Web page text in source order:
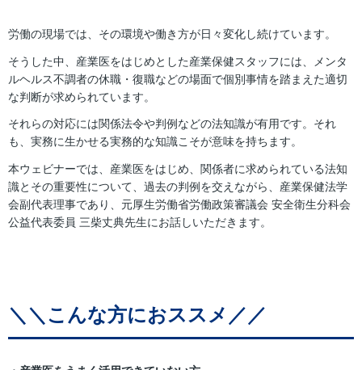
労働の現場では、その環境や働き方が日々変化し続けています。
そうした中、産業医をはじめとした産業保健スタッフには、メンタ
ルヘルス不調者の休職・復職などの場面で個別事情を踏まえた適切
な判断が求められています。
それらの対応には関係法令や判例などの法知識が有用です。それ
も、実務に生かせる実務的な知識こそが意味を持ちます。
本ウェビナーでは、産業医をはじめ、関係者に求められている法知
識とその重要性について、過去の判例を交えながら、産業保健法学
会副代表理事であり、元厚生労働省労働政策審議会 安全衛生分科会
公益代表委員 三柴丈典先生にお話しいただきます。
＼＼こんな方におススメ／／